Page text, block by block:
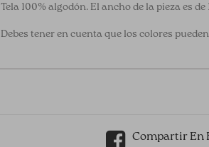
Tela 100% algodón. El ancho de la pieza es
Debes tener en cuenta que los colores
Compartir En